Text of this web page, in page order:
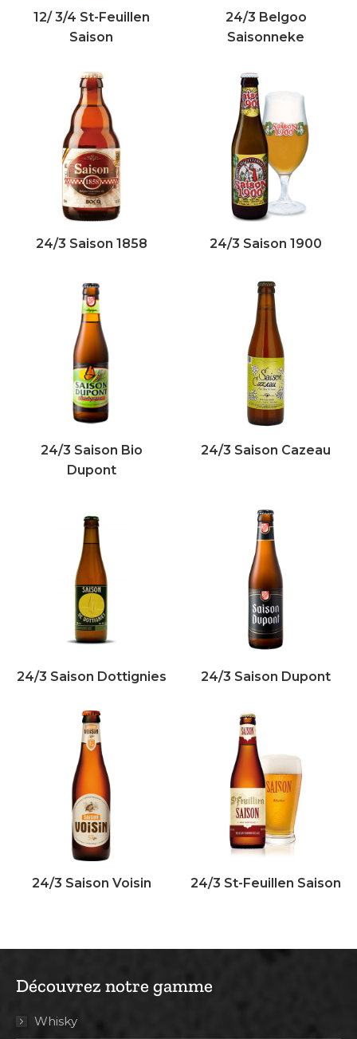
12/ 3/4 St-Feuillen
Saison
24/3 Belgoo
Saisonneke
24/3 Saison 1858 24/3 Saison 1900
24/3 Saison Bio
Dupont
24/3 Saison Cazeau
24/3 Saison Dottignies 24/3 Saison Dupont
24/3 Saison Voisin 24/3 St-Feuillen Saison
Découvrez notre gamme
Whisky